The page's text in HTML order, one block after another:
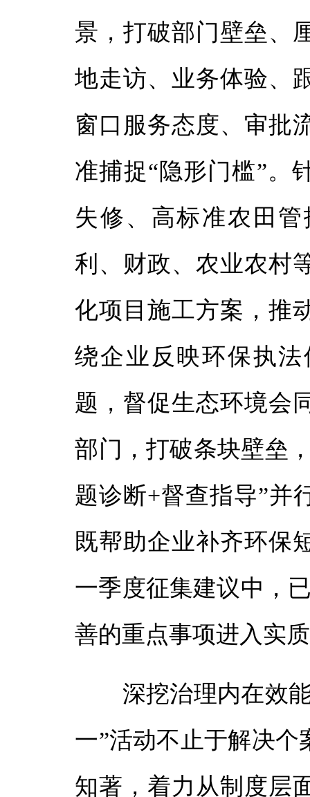
景，打破部门壁垒、
地走访、业务体验、
窗口服务态度、审批
准捕捉“隐形门槛”。
失修、高标准农田
利、财政、农业农村
化项目施工方案，推
绕企业反映环保执
题，督促生态环境会
部门，打破条块壁垒
题诊断+督查指导”并
既帮助企业补齐环保
一季度征集建议中，
善的重点事项进入实
深挖治理内在效能
一”活动不止于解决
知著，着力从制度层